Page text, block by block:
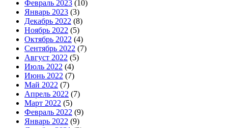
Февраль 2023 (10)
Январь 2023 (3)
Декабрь 2022 (8)
Ноябрь 2022 (5)
Октябрь 2022 (4)
Сентябрь 2022 (7)
Август 2022 (5)
Июль 2022 (4)
Июнь 2022 (7)
Май 2022 (7)
Апрель 2022 (7)
Март 2022 (5)
Февраль 2022 (9)
Январь 2022 (9)